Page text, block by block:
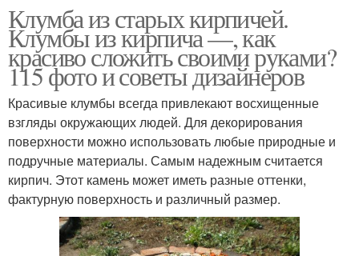
Клумба из старых кирпичей.
Клумбы из кирпича —, как
красиво сложить своими руками?
115 фото и советы дизайнеров
Красивые клумбы всегда привлекают восхищенные
взгляды окружающих людей. Для декорирования
поверхности можно использовать любые природные и
подручные материалы. Самым надежным считается
кирпич. Этот камень может иметь разные оттенки,
фактурную поверхность и различный размер.